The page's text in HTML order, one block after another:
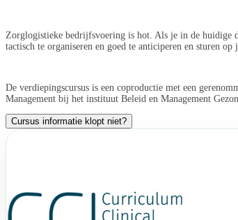
Zorglogistieke bedrijfsvoering is hot. Als je in de huidige
tactisch te organiseren en goed te anticiperen en sturen op
De verdiepingscursus is een coproductie met een
Management bij het instituut Beleid en Management
Cursus informatie klopt niet?